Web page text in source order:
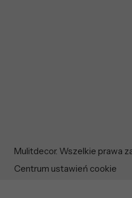
Mulitdecor. Wszelkie prawa
Centrum ustawień cookie